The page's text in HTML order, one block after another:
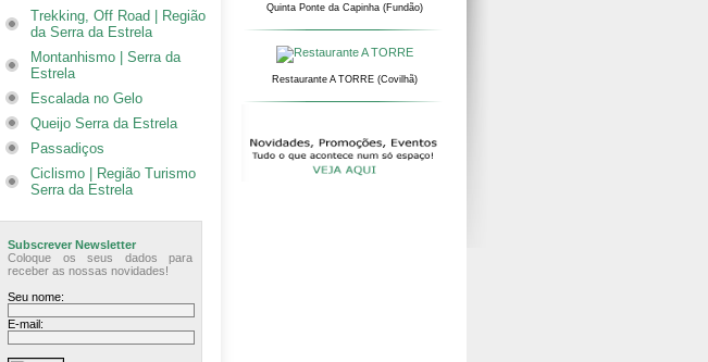
Trekking, Off Road | Região
da Serra da Estrela
Montanhismo | Serra da
Estrela
Escalada no Gelo
Queijo Serra da Estrela
Passadiços
Ciclismo | Região Turismo
Serra da Estrela
Subscrever Newsletter
Coloque os seus dados para
receber as nossas novidades!
Seu nome:
E-mail:
Quinta Ponte da Capinha (Fundão)
Restaurante A TORRE (Covilhã)